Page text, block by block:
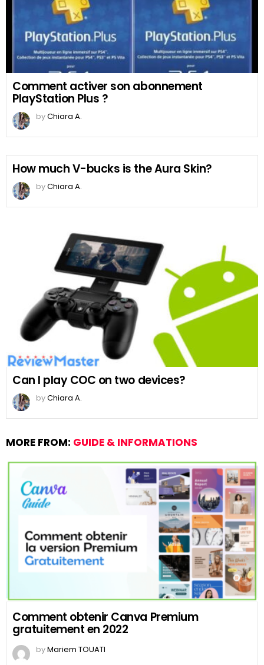
Comment activer son abonnement
PlayStation Plus ?
byChiara A.
How much V-bucks is the Aura Skin?
byChiara A.
Can I play COC on two devices?
byChiara A.
MORE FROM: GUIDE & INFORMATIONS
Comment obtenir Canva Premium
gratuitement en 2022
byMariem TOUATI